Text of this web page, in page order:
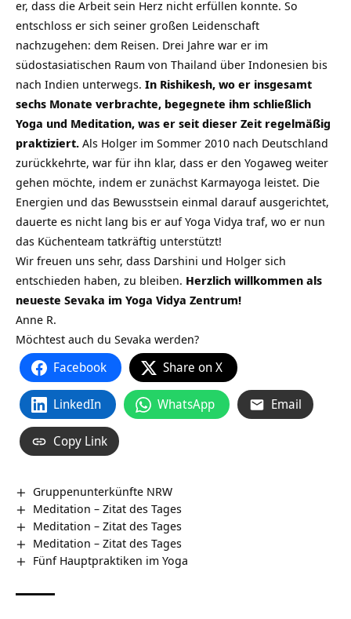
er, dass die Arbeit sein Herz nicht erfüllen konnte. So
entschloss er sich seiner großen Leidenschaft
nachzugehen: dem Reisen. Drei Jahre war er im
südostasiatischen Raum von Thailand über Indonesien bis
nach Indien unterwegs. In Rishikesh, wo er insgesamt
sechs Monate verbrachte, begegnete ihm schließlich
Yoga und Meditation, was er seit dieser Zeit regelmäßig
praktiziert. Als Holger im Sommer 2010 nach Deutschland
zurückkehrte, war für ihn klar, dass er den Yogaweg weiter
gehen möchte, indem er zunächst Karmayoga leistet. Die
Energien und das Bewusstsein einmal darauf ausgerichtet,
dauerte es nicht lang bis er auf Yoga Vidya traf, wo er nun
das Küchenteam tatkräftig unterstützt!
Wir freuen uns sehr, dass Darshini und Holger sich
entschieden haben, zu bleiben. Herzlich willkommen als
neueste Sevaka im Yoga Vidya Zentrum!
Anne R.
Möchtest auch du Sevaka werden?
Facebook Share on X
LinkedIn WhatsApp Email
Copy Link
Gruppenunterkünfte NRW
Meditation – Zitat des Tages
Meditation – Zitat des Tages
Meditation – Zitat des Tages
Fünf Hauptpraktiken im Yoga